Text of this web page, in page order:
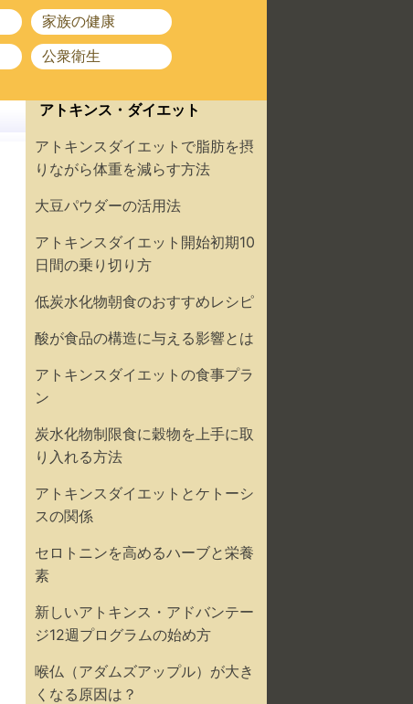
家族の健康
公衆衛生
アトキンス・ダイエット
アトキンスダイエットで脂肪を摂
りながら体重を減らす方法
大豆パウダーの活用法
アトキンスダイエット開始初期10
日間の乗り切り方
低炭水化物朝食のおすすめレシピ
酸が食品の構造に与える影響とは
アトキンスダイエットの食事プラ
ン
炭水化物制限食に穀物を上手に取
り入れる方法
アトキンスダイエットとケトーシ
スの関係
セロトニンを高めるハーブと栄養
素
新しいアトキンス・アドバンテー
ジ12週プログラムの始め方
喉仏（アダムズアップル）が大き
くなる原因は？